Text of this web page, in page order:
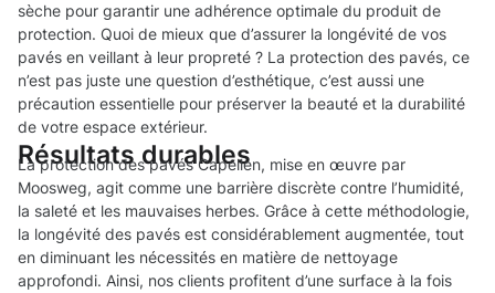
sèche pour garantir une adhérence optimale du produit de
protection. Quoi de mieux que d’assurer la longévité de vos
pavés en veillant à leur propreté ? La protection des pavés, ce
n’est pas juste une question d’esthétique, c’est aussi une
précaution essentielle pour préserver la beauté et la durabilité
de votre espace extérieur.
Résultats durables
La protection des pavés Capellen, mise en œuvre par
Moosweg, agit comme une barrière discrète contre l’humidité,
la saleté et les mauvaises herbes. Grâce à cette méthodologie,
la longévité des pavés est considérablement augmentée, tout
en diminuant les nécessités en matière de nettoyage
approfondi. Ainsi, nos clients profitent d’une surface à la fois